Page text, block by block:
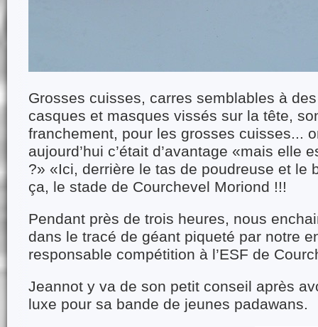
Grosses cuisses, carres semblables à
casques et masques vissés sur la tête,
franchement, pour les grosses cuisses...
aujourd’hui c’était d’avantage «mais elle
?» «Ici, derrière le tas de poudreuse et le
ça, le stade de Courchevel Moriond !!!
Pendant près de trois heures, nous
dans le tracé de géant piqueté par notre
responsable compétition à l’ESF de
Jeannot y va de son petit conseil après
luxe pour sa bande de jeunes padawans.